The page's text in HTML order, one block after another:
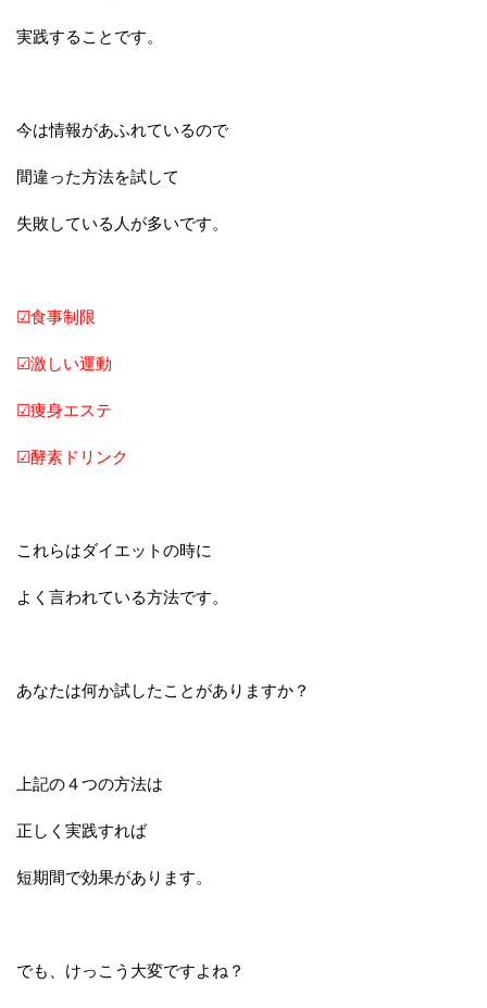
実践することです。
今は情報があふれているので
間違った方法を試して
失敗している人が多いです。
☑食事制限
☑激しい運動
☑痩身エステ
☑酵素ドリンク
これらはダイエットの時に
よく言われている方法です。
あなたは何か試したことがありますか？
上記の４つの方法は
正しく実践すれば
短期間で効果があります。
でも、けっこう大変ですよね？